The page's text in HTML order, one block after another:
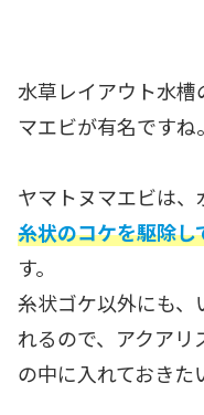
水草レイアウト水
マエビが有名ですね。
ヤマトヌマエビは
糸状のコケを駆除し
す。
糸状ゴケ以外にも、
れるので、アクアリ
の中に入れておきた